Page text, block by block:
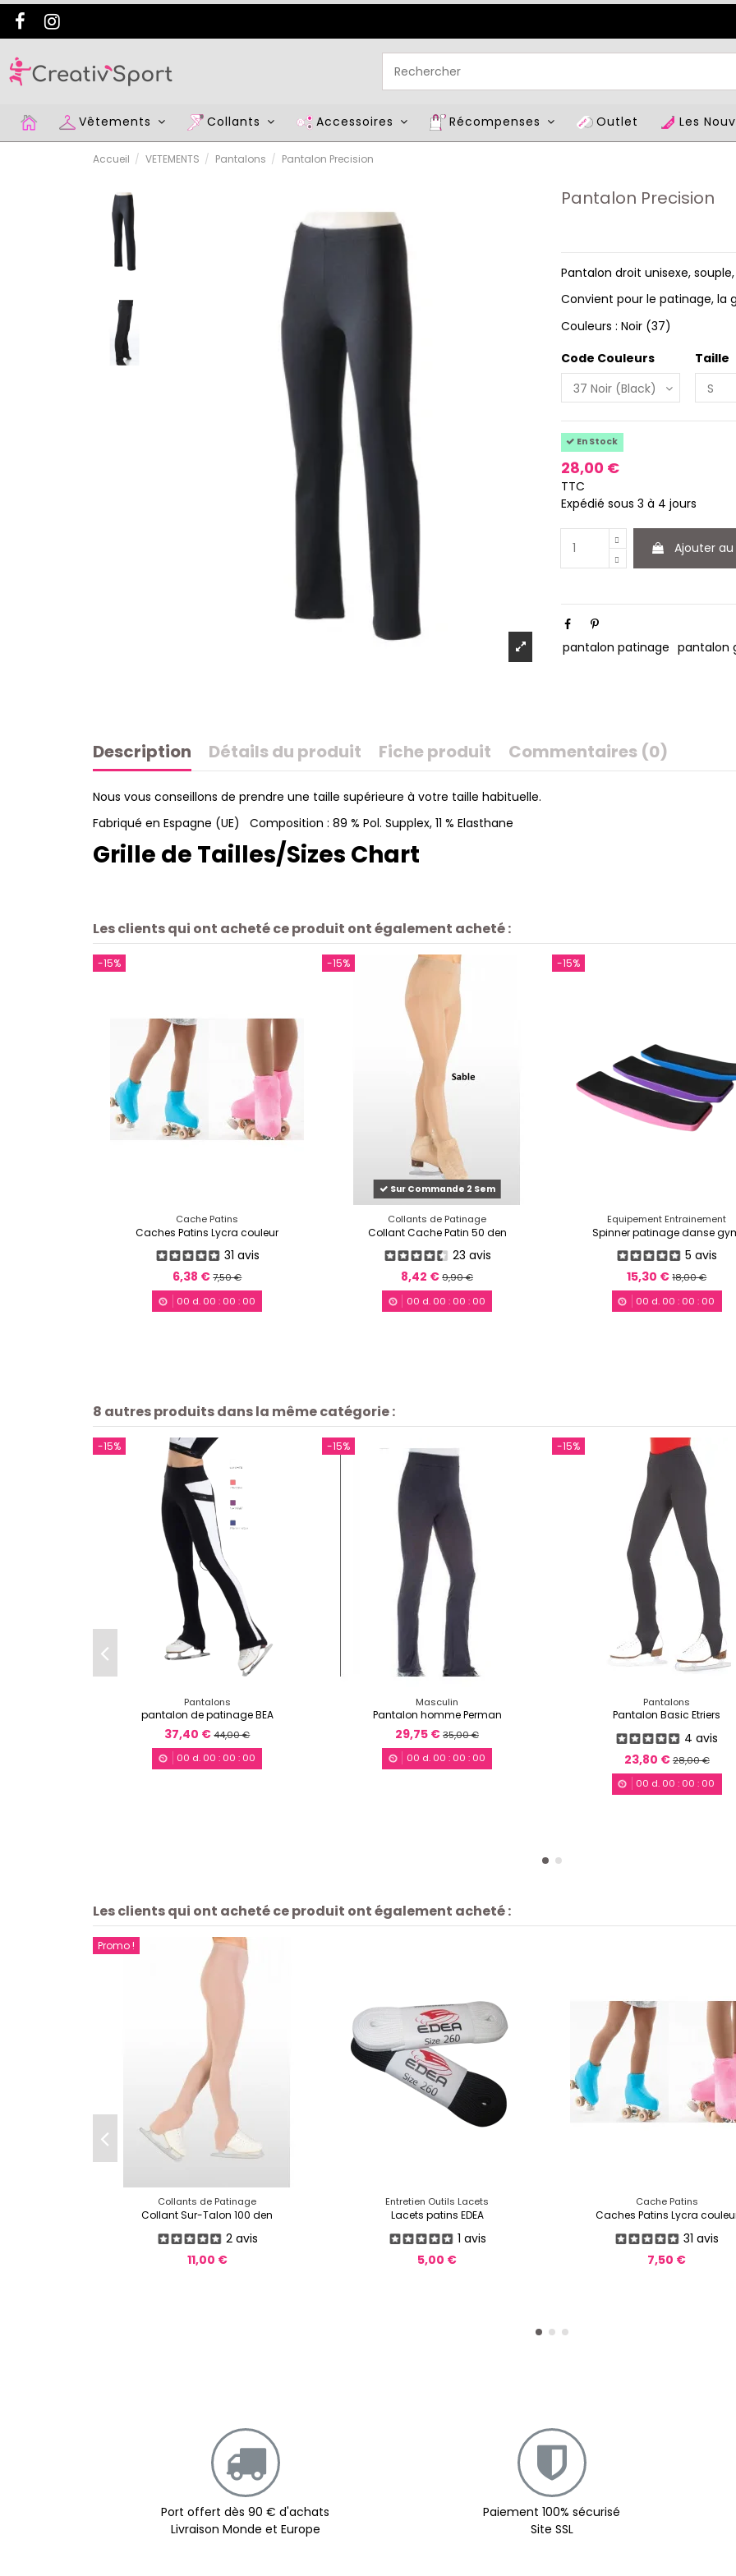
Vêtements Collants Accessoires Récompenses Outlet Les
Accueil VETEMENTS Pantalons Pantalon Precision
Pantalon Precision
Pantalon droit unisexe,
Convient pour le patinage, la
Couleurs : Noir (37)
Code Couleurs
Taille
En Stock
28,00 €
TTC
Expédié sous 3 à 4 jours
Ajouter
pantalon patinage pantalon
Description Détails du produit Fiche produit Commentaires (0)
Nous vous conseillons de prendre une taille supérieure à votre taille habituelle.
Fabriqué en Espagne (UE) Composition : 89 % Pol. Supplex, 11 % Elasthane
Grille de Tailles/Sizes Chart
Les clients qui ont acheté ce produit ont également acheté :
-15%
Cache Patins
Caches Patins Lycra couleur
31 avis
6,38 €7,50 €
00 d. 00 : 00 : 00
-15%
Sur Commande 2 Sem
Collants de Patinage
Collant Cache Patin 50 den
23 avis
8,42 €9,90 €
00 d. 00 : 00 : 00
-15%
Equipement Entrainement
Spinner patinage danse
5 avis
15,30 €18,00 €
00 d. 00 : 00 : 00
8 autres produits dans la même catégorie :
-15%
Pantalons
pantalon de patinage BEA
37,40 €44,00 €
00 d. 00 : 00 : 00
-15%
Masculin
Pantalon homme Perman
29,75 €35,00 €
00 d. 00 : 00 : 00
-15%
Pantalons
Pantalon Basic Etriers
4 avis
23,80 €28,00 €
00 d. 00 : 00 : 00
Les clients qui ont acheté ce produit ont également acheté :
Promo !
Collants de Patinage
Collant Sur-Talon 100 den
2 avis
11,00 €
Entretien Outils Lacets
Lacets patins EDEA
1 avis
5,00 €
Cache Patins
Caches Patins Lycra
31 avis
7,50 €
Port offert dès 90 € d'achats
Livraison Monde et Europe
Paiement 100% sécurisé
Site SSL